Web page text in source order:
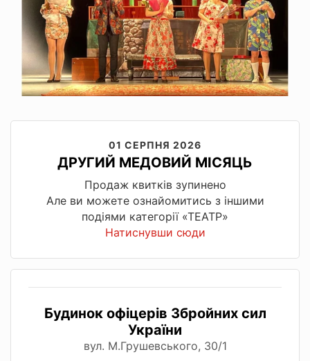
01 СЕРПНЯ 2026
ДРУГИЙ МЕДОВИЙ МІСЯЦЬ
Продаж квитків зупинено
Але ви можете ознайомитись з іншими
подіями категорії «ТЕАТР»
Натиснувши сюди
Будинок офіцерів Збройних сил
України
вул. М.Грушевського, 30/1